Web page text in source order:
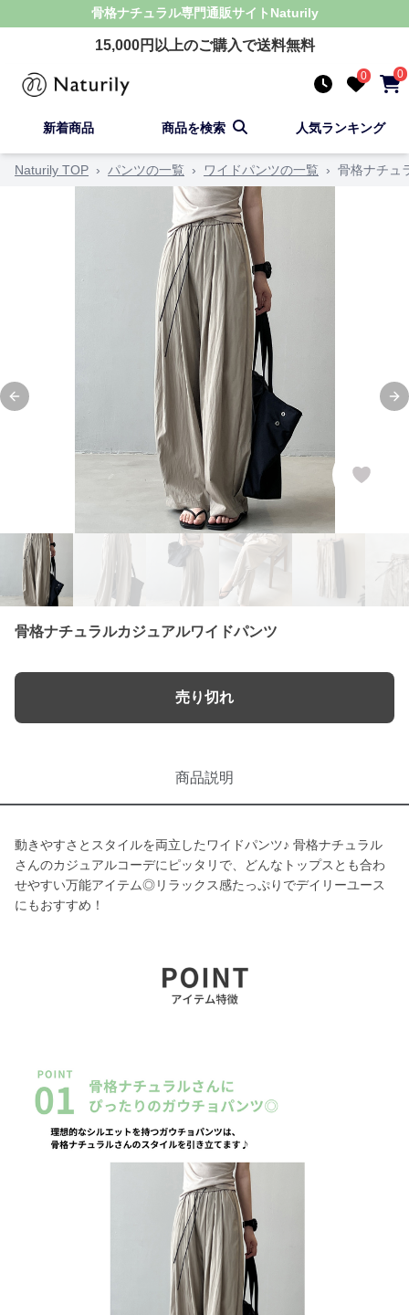
骨格ナチュラル専門通販サイト Naturily
15,000円以上のご購入で送料無料
0 0
新着商品 商品を検索 人気ランキング
Naturily TOP › パンツの一覧 › ワイドパンツの一覧 › 骨格ナチュ
Previous slide
骨格ナチュラルカジュアルワイドパンツ
売り切れ
商品説明
動きやすさとスタイルを両立したワイドパンツ♪ 骨格ナチュラル
さんのカジュアルコーデにピッタリで、どんなトップスとも合わ
せやすい万能アイテム◎リラックス感たっぷりでデイリーユース
にもおすすめ！